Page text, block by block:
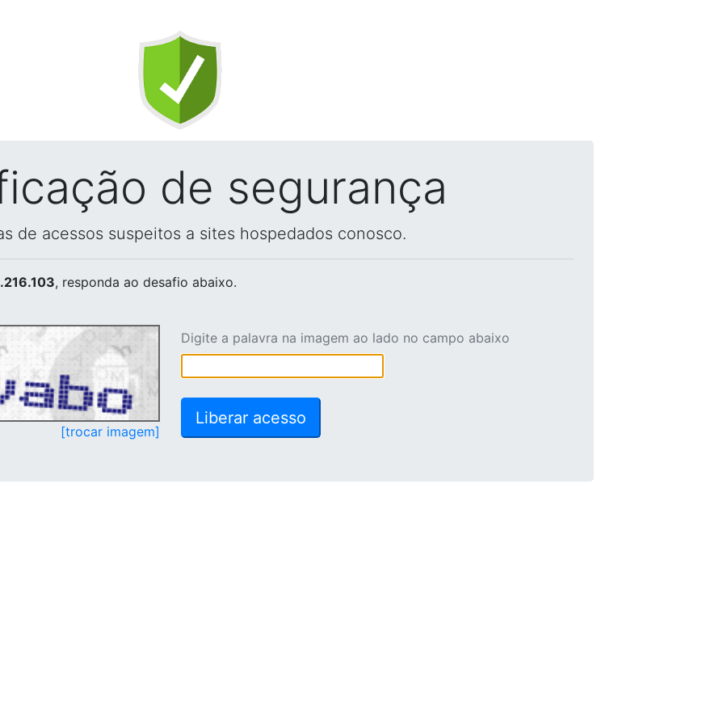
de segurança
de acessos suspeitos a sites hospedados conosco.
, responda ao desafio abaixo.
[trocar imagem]
Digite a palavra na imagem ao lado no campo abaixo